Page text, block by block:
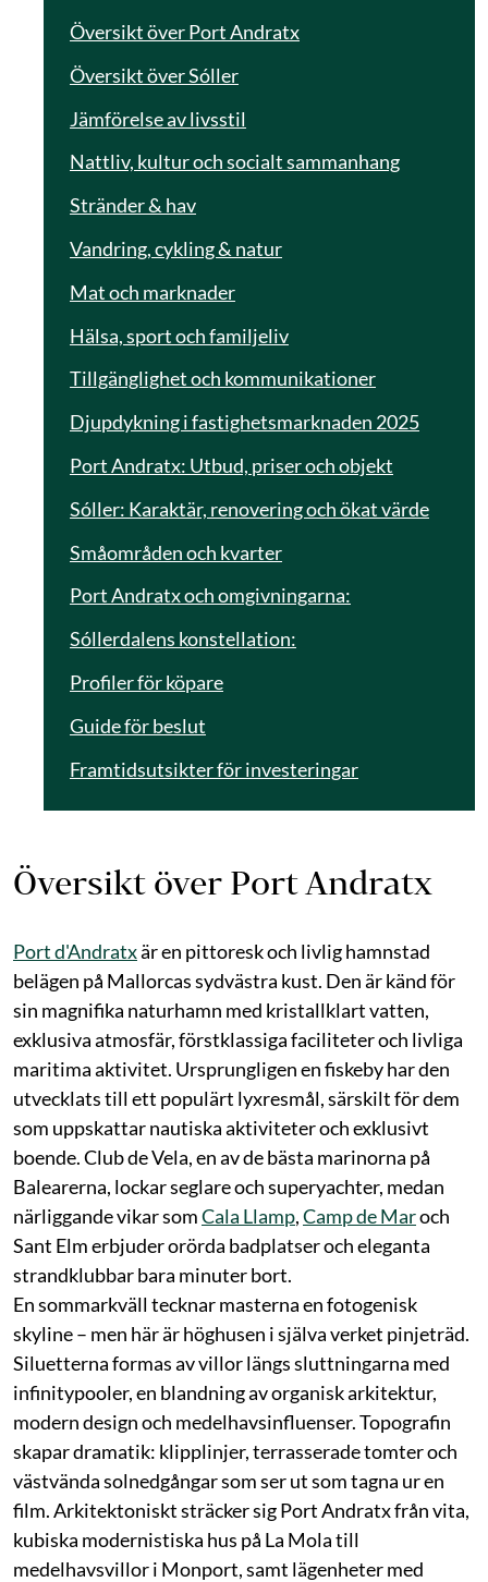
Översikt över Port Andratx
Översikt över Sóller
Jämförelse av livsstil
Nattliv, kultur och socialt sammanhang
Stränder & hav
Vandring, cykling & natur
Mat och marknader
Hälsa, sport och familjeliv
Tillgänglighet och kommunikationer
Djupdykning i fastighetsmarknaden 2025
Port Andratx: Utbud, priser och objekt
Sóller: Karaktär, renovering och ökat värde
Småområden och kvarter
Port Andratx och omgivningarna:
Sóllerdalens konstellation:
Profiler för köpare
Guide för beslut
Framtidsutsikter för investeringar
Översikt över Port Andratx
Port d'Andratxär en pittoresk och livlig hamnstad
belägen på Mallorcas sydvästra kust. Den är känd för
sin magnifika naturhamn med kristallklart vatten,
exklusiva atmosfär, förstklassiga faciliteter och livliga
maritima aktivitet. Ursprungligen en fiskeby har den
utvecklats till ett populärt lyxresmål, särskilt för dem
som uppskattar nautiska aktiviteter och exklusivt
boende. Club de Vela, en av de bästa marinorna på
Balearerna, lockar seglare och superyachter, medan
närliggande vikar somCala Llamp,Camp de Maroch
Sant Elm erbjuder orörda badplatser och eleganta
strandklubbar bara minuter bort.
En sommarkväll tecknar masterna en fotogenisk
skyline – men här är höghusen i själva verket pinjeträd.
Siluetterna formas av villor längs sluttningarna med
infinitypooler, en blandning av organisk arkitektur,
modern design och medelhavsinfluenser. Topografin
skapar dramatik: klipplinjer, terrasserade tomter och
västvända solnedgångar som ser ut som tagna ur en
film. Arkitektoniskt sträcker sig Port Andratx från vita,
kubiska modernistiska hus på La Mola till
medelhavsvillor i Monport, samt lägenheter med